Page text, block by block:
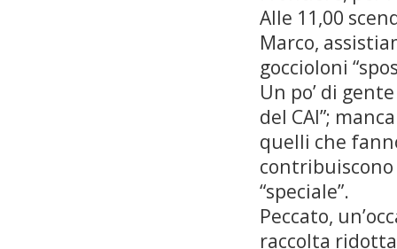
Alle 11,00
Marco,
goccioloni
Un po’ di
del CAI”;
quelli che
“speciale”.
Peccato,
raccolta